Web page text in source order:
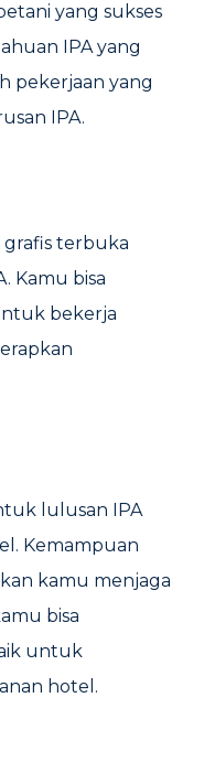
yang sukses
IPA yang
pekerjaan yang
IPA.
grafis terbuka
Kamu bisa
bekerja
lulusan IPA
Kemampuan
kamu menjaga
bisa
untuk
hotel.